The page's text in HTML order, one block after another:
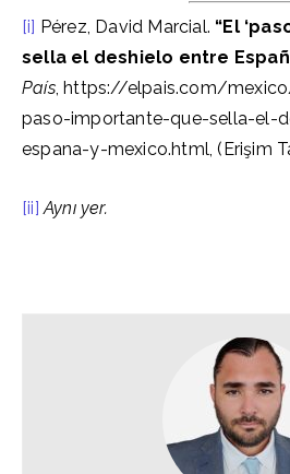
[i] Pérez, David Marcial. “El
sella el deshielo entre
País, https://elpais.com/
paso-importante-que-sella-el-
espana-y-mexico.html, (Erişim
[ii] Aynı yer.